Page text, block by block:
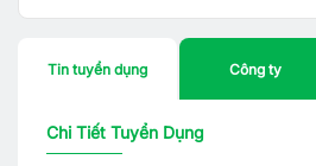
Tin tuyển dụng Công ty
Chi Tiết Tuyển Dụng